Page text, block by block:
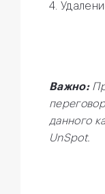
4.
Важно:
данного
UnSpot.